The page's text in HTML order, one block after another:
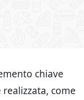
chiave
come